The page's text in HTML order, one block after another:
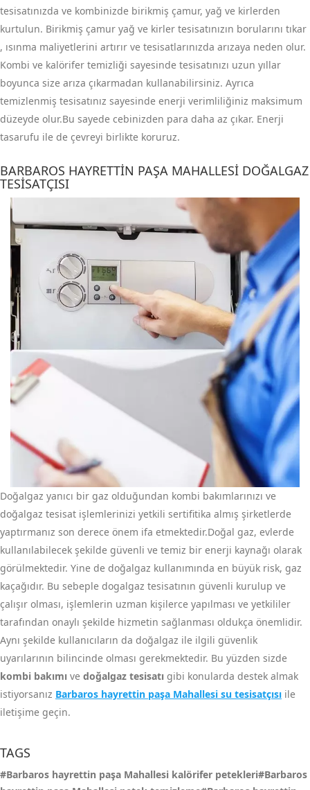
tesisatınızda ve kombinizde birikmiş çamur, yağ ve kirlerden
kurtulun. Birikmiş çamur yağ ve kirler tesisatınızın borularını tıkar
, ısınma maliyetlerini artırır ve tesisatlarınızda arızaya neden olur.
Kombi ve kalörifer temizliği sayesinde tesisatınızı uzun yıllar
boyunca size arıza çıkarmadan kullanabilirsiniz. Ayrıca
temizlenmiş tesisatınız sayesinde enerji verimliliğiniz maksimum
düzeyde olur.Bu sayede cebinizden para daha az çıkar. Enerji
tasarufu ile de çevreyi birlikte koruruz.
BARBAROS HAYRETTIN PAŞA MAHALLESI DOĞALGAZ
TESISATÇISI
Doğalgaz yanıcı bir gaz olduğundan kombi bakımlarınızı ve
doğalgaz tesisat işlemlerinizi yetkili sertifitika almış şirketlerde
yaptırmanız son derece önem ifa etmektedir.Doğal gaz, evlerde
kullanılabilecek şekilde güvenli ve temiz bir enerji kaynağı olarak
görülmektedir. Yine de doğalgaz kullanımında en büyük risk, gaz
kaçağıdır. Bu sebeple dogalgaz tesisatının güvenli kurulup ve
çalışır olması, işlemlerin uzman kişilerce yapılması ve yetkililer
tarafından onaylı şekilde hizmetin sağlanması oldukça önemlidir.
Aynı şekilde kullanıcıların da doğalgaz ile ilgili güvenlik
uyarılarının bilincinde olması gerekmektedir. Bu yüzden sizde
kombi bakımı ve doğalgaz tesisatı gibi konularda destek almak
istiyorsanız Barbaros hayrettin paşa Mahallesi su tesisatçısı ile
iletişime geçin.
TAGS
#Barbaros hayrettin paşa Mahallesi kalörifer petekleri#Barbaros